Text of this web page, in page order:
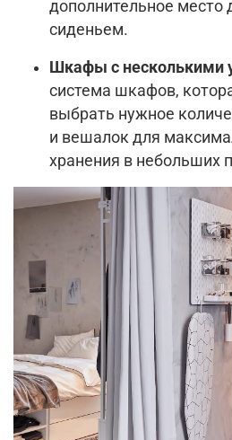
дополнительное место
сиденьем.
Шкафы с несколькими
система шкафов,
выбрать нужное
и вешалок для
хранения в небольших